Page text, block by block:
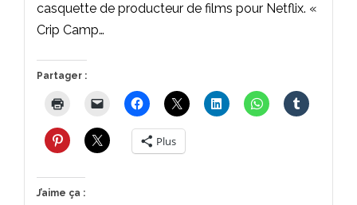
casquette de producteur de films pour Netflix. «
Crip Camp…
Partager :
Plus
J’aime ça :